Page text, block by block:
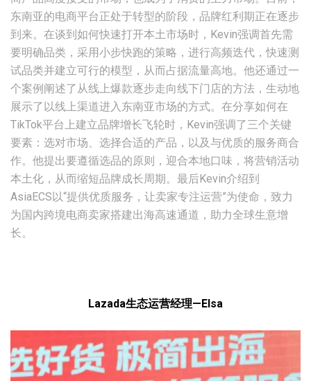
东南亚的电商平台正处于转型的阶段，品牌红利期正在逐步
到来。在谈到如何快速打开本土市场时，Kevin强调首先需
要明确品类，采用小步快跑的策略，进行高频迭代，快速测
试品类并建立可行的模型，从而占据流量高地。他还通过一
个案例阐述了从线上爆款逐步走向线下门店的方法，生动地
展示了以线上渠道进入东南亚市场的方式。在分享如何在
TikTok平台上建立品牌增长飞轮时，Kevin强调了三个关键
要素：选对市场、选择合适的产品，以及与优质的服务商合
作。他提出要遵循选品的原则，迎合本地口味，将营销活动
本土化，从而缩短品牌成长周期。最后Kevin介绍到
AsiaECS以“提供优质服务，让卖家专注运营”为使命，致力
为国内跨境电商卖家搭建出海高速通道，助力全球生意增
长。
Lazada生态运营经理—Elsa